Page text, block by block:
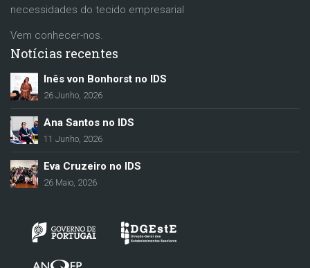
necessidades do tecido empresarial
Vem conhecer-nos.
Notícias recentes
Inês von Bonhorst no IDS
26 Junho, 2026
Ana Santos no IDS
11 Junho, 2026
Eva Cruzeiro no IDS
26 Maio, 2026